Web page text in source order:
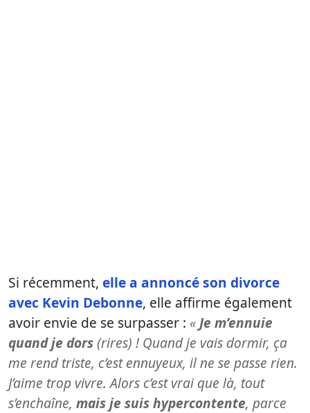
Si récemment, elle a annoncé son divorce
avec Kevin Debonne, elle affirme également
avoir envie de se surpasser : «Je m’ennuie
quand je dors(rires) ! Quand je vais dormir, ça
me rend triste, c’est ennuyeux, il ne se passe rien.
J’aime trop vivre. Alors c’est vrai que là, tout
s’enchaîne, mais je suis hypercontente, parce